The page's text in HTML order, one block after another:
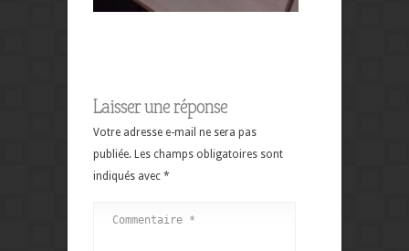
Laisser une réponse
Votre adresse e-mail ne sera pas
publiée. Les champs obligatoires sont
indiqués avec *